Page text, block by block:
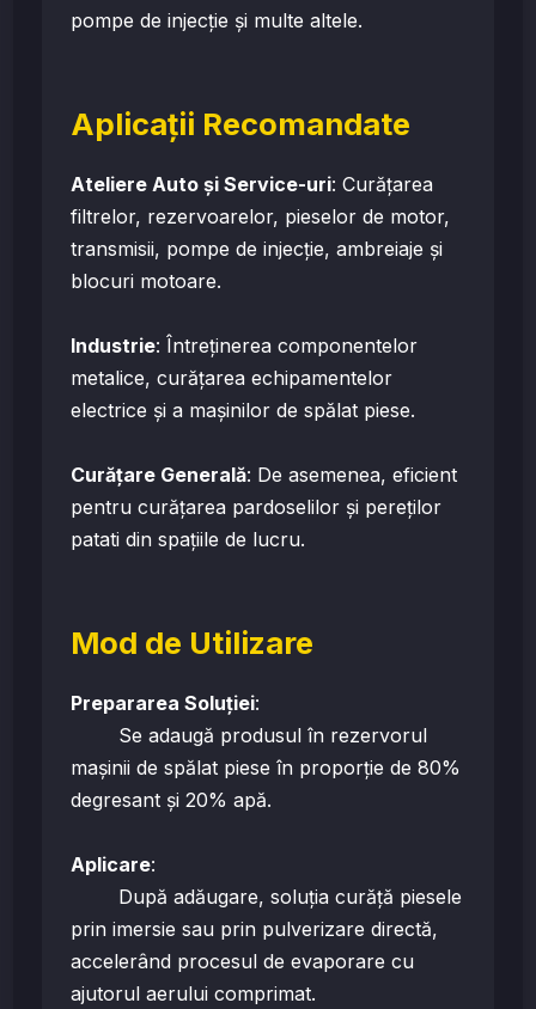
pompe de injecție și multe altele.
Aplicații Recomandate
Ateliere Auto și Service-uri: Curățarea
filtrelor, rezervoarelor, pieselor de motor,
transmisii, pompe de injecție, ambreiaje și
blocuri motoare.
Industrie: Întreținerea componentelor
metalice, curățarea echipamentelor
electrice și a mașinilor de spălat piese.
Curățare Generală: De asemenea, eficient
pentru curățarea pardoselilor și pereților
patati din spațiile de lucru.
Mod de Utilizare
Prepararea Soluției:
Se adaugă produsul în rezervorul
mașinii de spălat piese în proporție de 80%
degresant și 20% apă.
Aplicare:
După adăugare, soluția curăță piesele
prin imersie sau prin pulverizare directă,
accelerând procesul de evaporare cu
ajutorul aerului comprimat.